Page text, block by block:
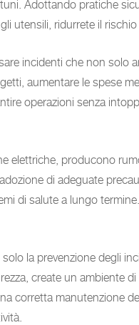
Adottando pratiche
utensili, ridurrete il rischio
incidenti che non solo
aumentare le spese
operazioni senza
elettriche, producono
di adeguate
di salute a lungo
la prevenzione degli
create un ambiente
corretta manutenzione